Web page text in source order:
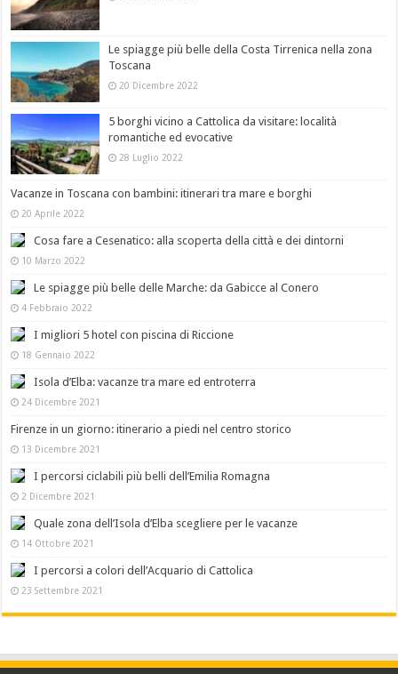
Le spiagge più belle della Costa Tirrenica nella zona
Toscana
20 Dicembre 2022
5 borghi vicino a Cattolica da visitare: località
romantiche ed evocative
28 Luglio 2022
Vacanze in Toscana con bambini: itinerari tra mare e borghi
20 Aprile 2022
Cosa fare a Cesenatico: alla scoperta della città e dei dintorni
10 Marzo 2022
Le spiagge più belle delle Marche: da Gabicce al Conero
4 Febbraio 2022
I migliori 5 hotel con piscina di Riccione
18 Gennaio 2022
Isola d’Elba: vacanze tra mare ed entroterra
24 Dicembre 2021
Firenze in un giorno: itinerario a piedi nel centro storico
13 Dicembre 2021
I percorsi ciclabili più belli dell’Emilia Romagna
2 Dicembre 2021
Quale zona dell’Isola d’Elba scegliere per le vacanze
14 Ottobre 2021
I percorsi a colori dell’Acquario di Cattolica
23 Settembre 2021